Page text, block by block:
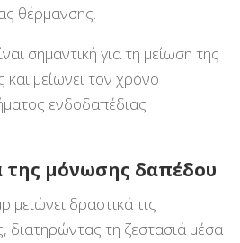
θέρμανσης.
σημαντική για τη μείωση της
μείωνει τον χρόνο
ενδοδαπέδιας
της μόνωσης δαπέδου
δραστικά τις
διατηρώντας τη ζεστασιά μέσα